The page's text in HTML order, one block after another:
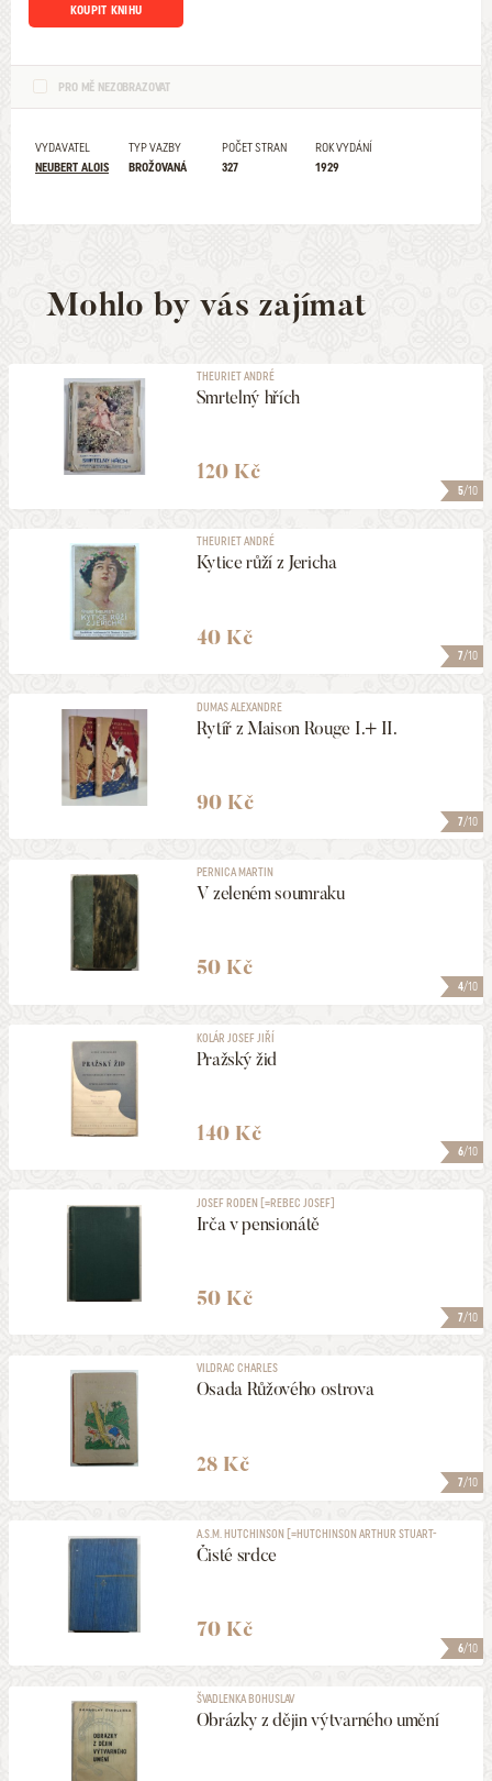
KOUPIT KNIHU
PRO MĚ NEZOBRAZOVAT
VYDAVATEL
NEUBERT ALOIS
TYP VAZBY
BROŽOVANÁ
POČET STRAN
327
ROK VYDÁNÍ
1929
Mohlo by vás zajímat
5/10
THEURIET ANDRÉ
Smrtelný hřích
120 Kč
7/10
THEURIET ANDRÉ
Kytice růží z Jericha
40 Kč
7/10
DUMAS ALEXANDRE
Rytíř z Maison Rouge I.+ II.
90 Kč
4/10
PERNICA MARTIN
V zeleném soumraku
50 Kč
6/10
KOLÁR JOSEF JIŘÍ
Pražský žid
140 Kč
7/10
JOSEF RODEN [=REBEC JOSEF]
Irča v pensionátě
50 Kč
7/10
VILDRAC CHARLES
Osada Růžového ostrova
28 Kč
6/10
A.S.M. HUTCHINSON [=HUTCHINSON ARTHUR STUART-
MENTETH]
Čisté srdce
70 Kč
ŠVADLENKA BOHUSLAV
Obrázky z dějin výtvarného umění